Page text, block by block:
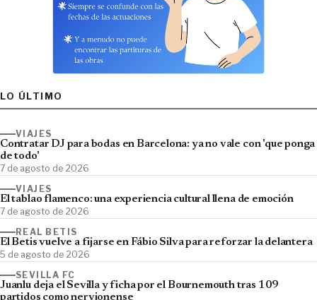
LO ÚLTIMO
VIAJES
Contratar DJ para bodas en Barcelona: ya no vale con 'que ponga
de todo'
7 de agosto de 2026
VIAJES
El tablao flamenco: una experiencia cultural llena de emoción
7 de agosto de 2026
REAL BETIS
El Betis vuelve a fijarse en Fábio Silva para reforzar la delantera
5 de agosto de 2026
SEVILLA FC
Juanlu deja el Sevilla y ficha por el Bournemouth tras 109
partidos como nervionense